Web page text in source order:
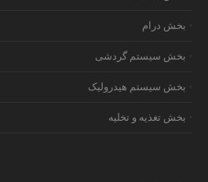
بخش درام
بخش سیستم گردشی
بخش سیستم هیدرولیک
بخش تغذیه و تخلیه